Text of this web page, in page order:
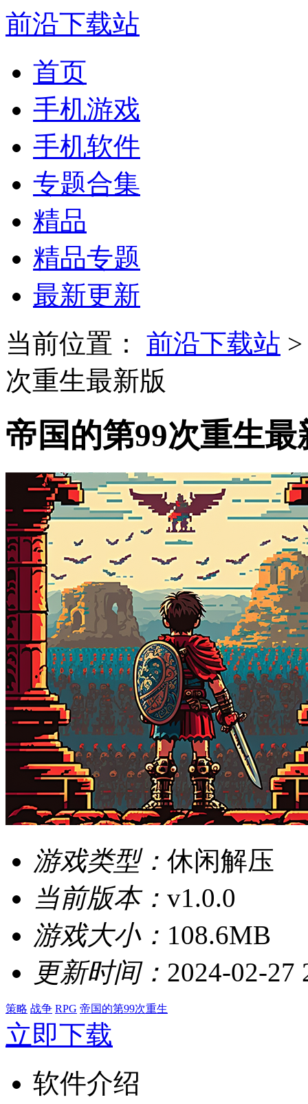
前沿下载站
首页
手机游戏
手机软件
专题合集
精品
精品专题
最新更新
当前位置：
前沿下载站
次重生最新版
帝国的第99次重生最
游戏类型： 休闲解压
当前版本： v1.0.0
游戏大小： 108.6MB
更新时间： 2024-02-27
策略 战争 RPG 帝国的第99次重生
立即下载
软件介绍